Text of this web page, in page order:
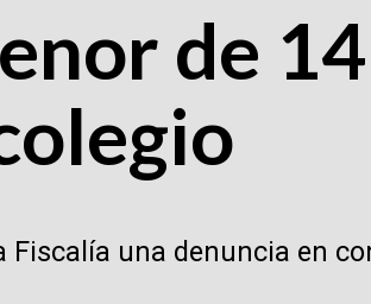
de
una denuncia en